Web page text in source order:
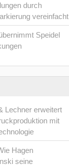
durch
vereinfacht
Speidel
Lechner erweitert
mit
Hagen
seine